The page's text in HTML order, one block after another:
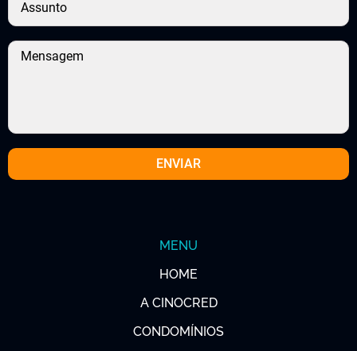
MENU
HOME
A CINOCRED
CONDOMÍNIOS